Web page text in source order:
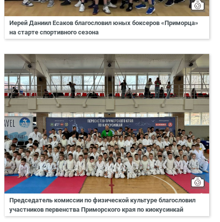
Иерей Даниил Есаков благословил юных боксеров «Приморца»
на старте спортивного сезона
Председатель комиссии по физической культуре благословил
участников первенства Приморского края по киокусинкай